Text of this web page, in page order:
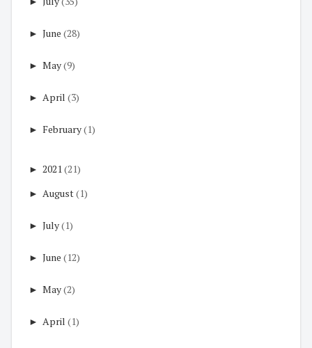
► June (28)
► May(9)
► April (3)
► February(1)
► 2021 (21)
► August(1)
► July(1)
► June (12)
► May(2)
► April (1)